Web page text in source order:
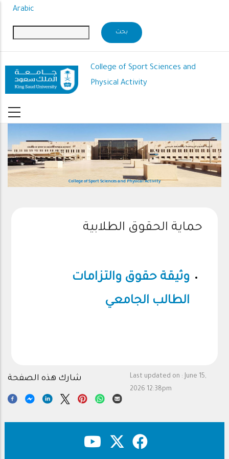
Arabic
College of Sport Sciences and
Physical Activity
College of Sport Sciences and Physical Activity
حماية الحقوق الطلابية
وثيقة حقوق والتزامات
الطالب الجامعي
Last updated on : June 15,
2026 12:38pm
شارك هذه الصفحة